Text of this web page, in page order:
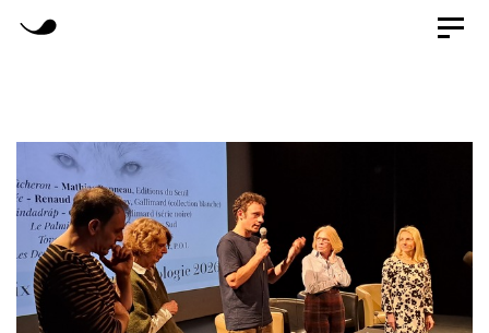
Skip
Skip
to
content